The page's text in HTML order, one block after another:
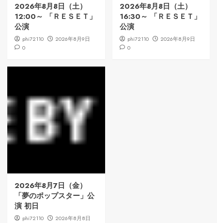
2026年8月8日（土）
12:00～ 「ＲＥＳＥＴ」
公演
phi72110
2026年8月9日
0
2026年8月8日（土）
16:30～ 「ＲＥＳＥＴ」
公演
phi72110
2026年8月9日
0
2026年8月7日（金）
「夢のポップスター」公
演 初日
phi72110 2026年8月8日